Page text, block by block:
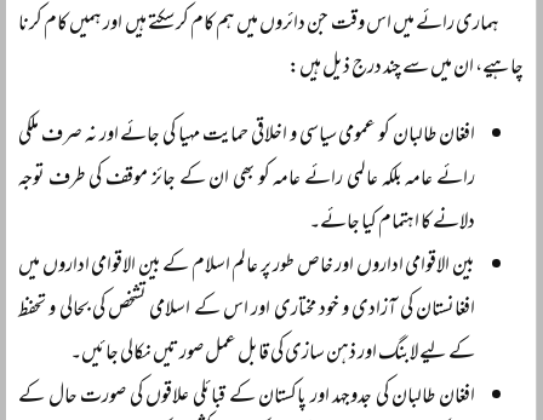
ہماری رائے میں اس وقت جن دائروں میں ہم کام کر سکتے ہیں اور ہمیں کام کرنا
چاہیے، ان میں سے چند درج ذیل ہیں:
افغان طالبان کو عمومی سیاسی و اخلاقی حمایت مہیا کی جائے اور نہ صرف ملکی
رائے عامہ بلکہ عالمی رائے عامہ کو بھی ان کے جائز موقف کی طرف توجہ
دلانے کا اہتمام کیا جائے۔
بین الاقوامی اداروں اور خاص طور پر عالم اسلام کے بین الاقوامی اداروں میں
افغانستان کی آزادی و خود مختاری اور اس کے اسلامی تشخص کی بحالی و تحفظ
کے لیے لابنگ اور ذہن سازی کی قابل عمل صورتیں نکالی جائیں۔
افغان طالبان کی جدوجہد اور پاکستان کے قبائلی علاقوں کی صورت حال کے